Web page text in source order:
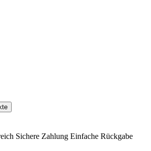
Sichere Zahlung Einfache Rückgabe